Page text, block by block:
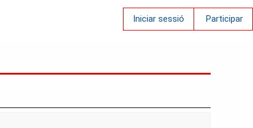
Iniciar sessió Participar